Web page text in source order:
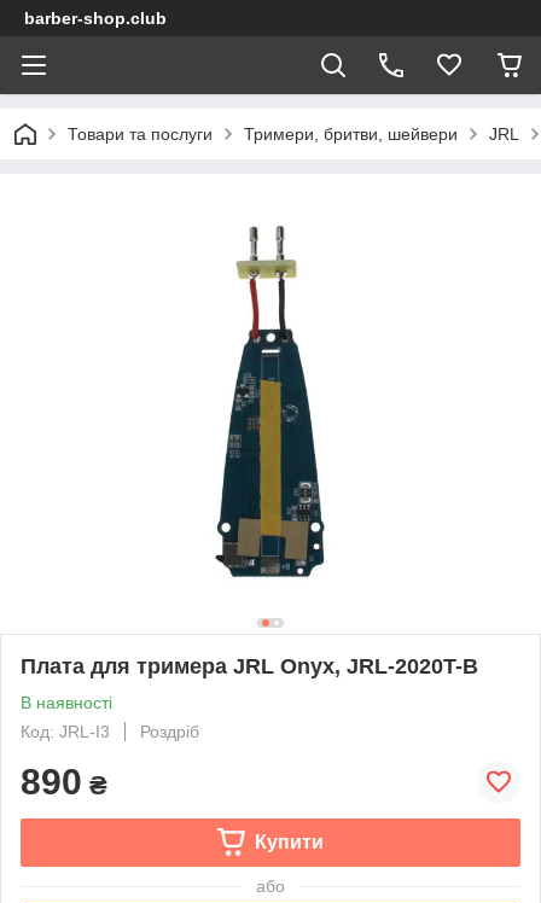
barber-shop.club
Товари та послуги Тримери, бритви, шейвери JRL
Плата для тримера JRL Onyx, JRL-2020T-B
В наявності
Код: JRL-I3
Роздріб
890 ₴
Купити
або